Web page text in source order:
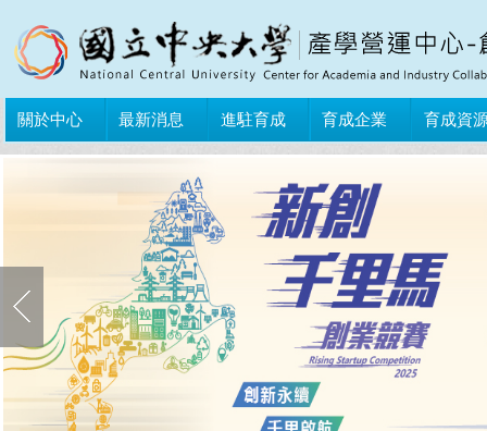
關於中心 最新消息 進駐育成 育成企業 育成資